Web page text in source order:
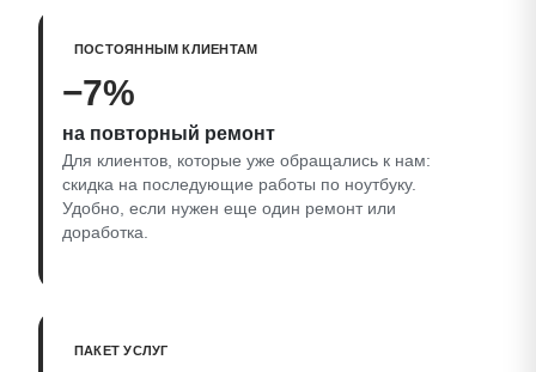
ПОСТОЯННЫМ КЛИЕНТАМ
−7%
на повторный ремонт
Для клиентов, которые уже обращались к нам:
скидка на последующие работы по ноутбуку.
Удобно, если нужен еще один ремонт или
доработка.
ПАКЕТ УСЛУГ